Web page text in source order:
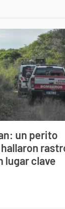
un perito
lugar clave